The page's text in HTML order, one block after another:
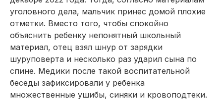
уголовного дела, мальчик принес домой плохие
отметки. Вместо того, чтобы спокойно
объяснить ребенку непонятный школьный
материал, отец взял шнур от зарядки
шуруповерта и несколько раз ударил сына по
спине. Медики после такой воспитательной
беседы зафиксировали у ребенка
множественные ушибы, синяки и кровоподтеки.